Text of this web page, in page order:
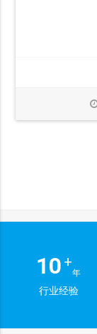
10 +
年
行业经验